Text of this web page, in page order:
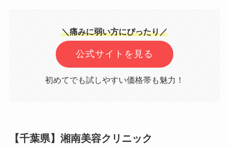
＼痛みに弱い方にぴったり／
公式サイトを見る
初めてでも試しやすい価格帯も魅力！
【千葉県】湘南美容クリニック